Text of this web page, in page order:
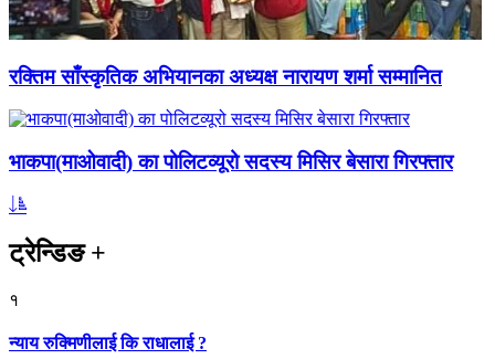
रक्तिम साँस्कृतिक अभियानका अध्यक्ष नारायण शर्मा सम्मानित
भाकपा(माओवादी) का पोलिटव्यूरो सदस्य मिसिर बेसारा गिरफ्तार
ट्रेन्डिङ+
१
न्याय रुक्मिणीलाई कि राधालाई ?